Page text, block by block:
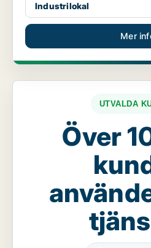
Industrilokal
Mer
UTVALDA
Över